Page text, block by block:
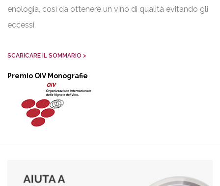
enologia, così da ottenere un vino di qualità evitando gli
eccessi.
SCARICARE IL SOMMARIO >
Premio OIV Monografie